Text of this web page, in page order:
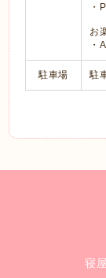
・
お
・
駐車場 駐
寝